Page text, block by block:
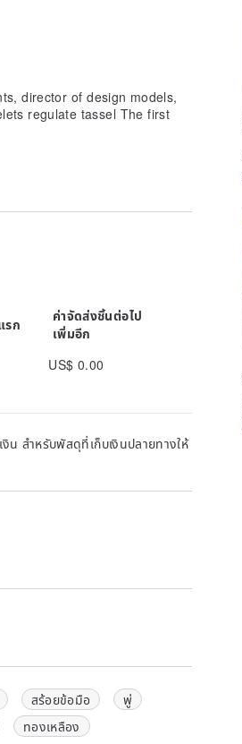
the United States, Canada,
1920s to 1990s.
are new inventory items,
and consider
are faithfully shown in the
inquire.
and no excessive
as possible. If you
case to receive the latest
director of design models,
regulate tassel The first
รก
ค่าจัดส่งชิ้นต่อไป
เพิ่มอีก
US$ 0.00
น สำหรับพัสดุที่เก็บเงินปลายทางให้
สร้อยข้อมือ
พู่
ทองเหลือง